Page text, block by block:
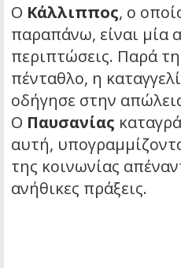
Ο Κάλλιππος, ο
παραπάνω, είναι μία
περιπτώσεις. Παρά
πένταθλο, η
οδήγησε στην
Ο Παυσανίας
αυτή,
της κοινωνίας
ανήθικες πράξεις.